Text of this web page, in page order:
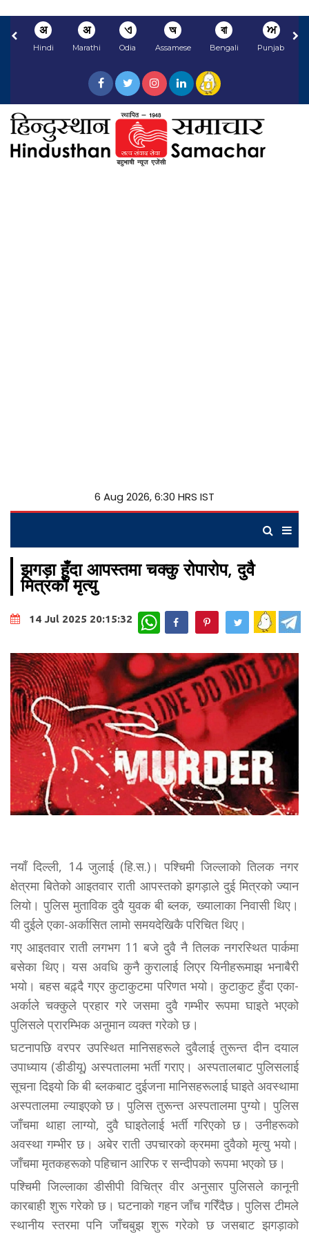
अ
Hindi
अ
Marathi
ଏ
Odia
অ
Assamese
বা
Bengali
ਅ
Punjabi
6 Aug 2026, 6:30 HRS IST
झगड़ा हुँदा आपस्तमा चक्कु रोपारोप, दुवै
मित्रको मृत्यु
14 Jul 2025 20:15:32 WhatsApp
नयाँ दिल्ली, 14 जुलाई (हि.स.)। पश्चिमी जिल्लाको तिलक नगर
क्षेत्रमा बितेको आइतवार राती आपस्तको झगड़ाले दुई मित्रको ज्यान
लियो। पुलिस मुताविक दुवै युवक बी ब्लक, ख्यालाका निवासी थिए।
यी दुईले एका-अर्कासित लामो समयदेखिकै परिचित थिए।
गए आइतवार राती लगभग 11 बजे दुवै नै तिलक नगरस्थित पार्कमा
बसेका थिए। यस अवधि कुनै कुरालाई लिएर यिनीहरूमाझ भनाबैरी
भयो। बहस बढ़्दै गएर कुटाकुटमा परिणत भयो। कुटाकुट हुँदा एका-
अर्काले चक्कुले प्रहार गरे जसमा दुवै गम्भीर रूपमा घाइते भएको
पुलिसले प्रारम्भिक अऩुमान व्यक्त गरेको छ।
घटनापछि वरपर उपस्थित मानिसहरूले दुवैलाई तुरून्त दीन दयाल
उपाध्याय (डीडीयू) अस्पतालमा भर्ती गराए। अस्पतालबाट पुलिसलाई
सूचना दिइयो कि बी ब्लकबाट दुईजना मानिसहरूलाई घाइते अवस्थामा
अस्पतालमा ल्याइएको छ। पुलिस तुरून्त अस्पतालमा पुग्यो। पुलिस
जाँचमा थाहा लाग्यो, दुवै घाइतेलाई भर्ती गरिएको छ। उनीहरूको
अवस्था गम्भीर छ। अबेर राती उपचारको क्रममा दुवैको मृत्यु भयो।
जाँचमा मृतकहरूको पहिचान आरिफ र सन्दीपको रूपमा भएको छ।
पश्चिमी जिल्लाका डीसीपी विचित्र वीर अनुसार पुलिसले कानूनी
कारबाही शुरू गरेको छ। घटनाको गहन जाँच गरिँदैछ। पुलिस टीमले
स्थानीय स्तरमा पनि जाँचबुझ शुरू गरेको छ जसबाट झगड़ाको